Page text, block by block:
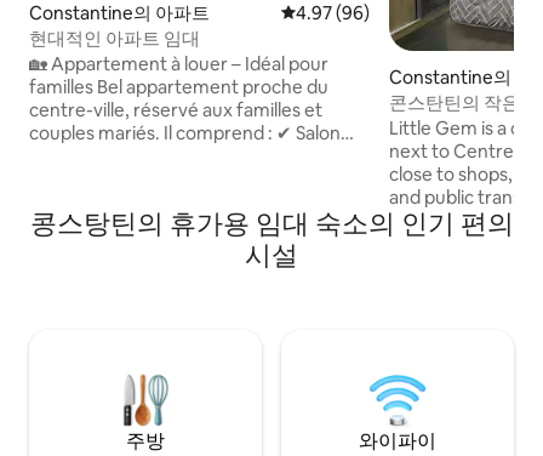
Constantine의 아파트 평점 4.97점(5점 만점), 후기 96
4.97 (96)
현대적인 아파트 임대
🏡 Appartement à louer – Idéal pour
familles Bel appartement proche du
centre-ville, réservé aux familles et
couples mariés. Il comprend : ✔ Salon
Abdelkader à 5 min ✔ 5ᵉ étage avec
ascenseur ✔ Wifi disponible (Fibre
optique) ✔ Service transport de
Constantine의 아
콘스탄틴의 작은
Little Gem is a
next to Centre
close to shops,
and public transport. The
includes air
heating, and a
Internet speed
콩스탕틴의 휴가용 임대 숙소의 인기 편의
시설
주방 와이파이